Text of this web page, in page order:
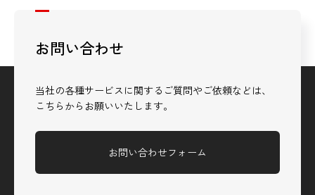
お問い合わせ
当社の各種サービスに関するご質問やご依頼などは、
こちらからお願いいたします。
お問い合わせフォーム